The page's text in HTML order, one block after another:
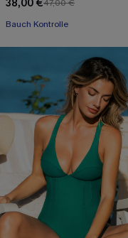
38,00 €47,00 €
Bauch Kontrolle